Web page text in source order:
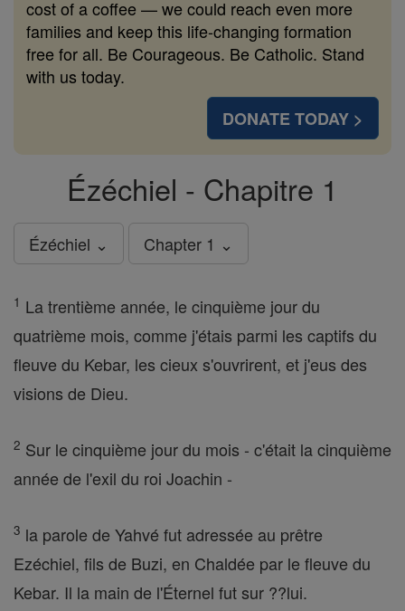
cost of a coffee — we could reach even more
families and keep this life-changing formation
free for all. Be Courageous. Be Catholic. Stand
with us today.
DONATE TODAY >
Ézéchiel - Chapitre 1
Ézéchiel ⌄ Chapter 1 ⌄
1 La trentième année, le cinquième jour du
quatrième mois, comme j'étais parmi les captifs du
fleuve du Kebar, les cieux s'ouvrirent, et j'eus des
visions de Dieu.
2 Sur le cinquième jour du mois - c'était la cinquième
année de l'exil du roi Joachin -
3 la parole de Yahvé fut adressée au prêtre
Ezéchiel, fils de Buzi, en Chaldée par le fleuve du
Kebar. Il la main de l'Éternel fut sur ??lui.